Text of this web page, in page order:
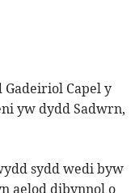
Gadeiriol Capel y
yw dydd Sadwrn,
sydd wedi byw
aelod dibynnol o